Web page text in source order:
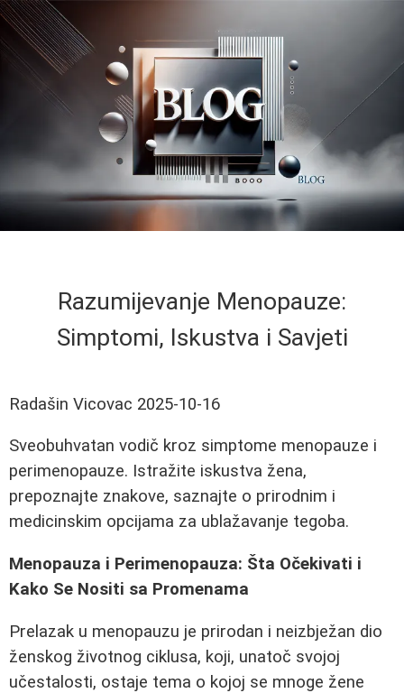
Razumijevanje Menopauze:
Simptomi, Iskustva i Savjeti
Radašin Vicovac 2025-10-16
Sveobuhvatan vodič kroz simptome menopauze i
perimenopauze. Istražite iskustva žena,
prepoznajte znakove, saznajte o prirodnim i
medicinskim opcijama za ublažavanje tegoba.
Menopauza i Perimenopauza: Šta Očekivati i
Kako Se Nositi sa Promenama
Prelazak u menopauzu je prirodan i neizbježan dio
ženskog životnog ciklusa, koji, unatoč svojoj
učestalosti, ostaje tema o kojoj se mnoge žene